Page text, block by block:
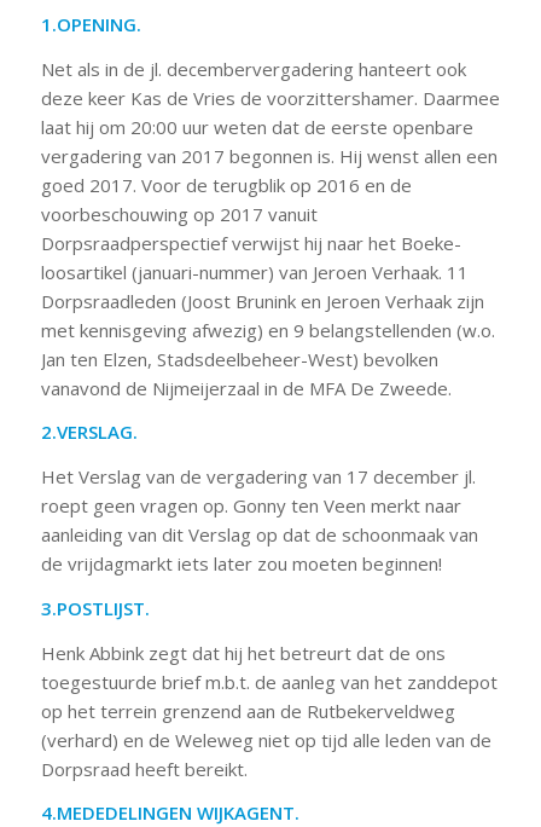
1.OPENING.
Net als in de jl. decembervergadering hanteert ook
deze keer Kas de Vries de voorzittershamer. Daarmee
laat hij om 20:00 uur weten dat de eerste openbare
vergadering van 2017 begonnen is. Hij wenst allen een
goed 2017. Voor de terugblik op 2016 en de
voorbeschouwing op 2017 vanuit
Dorpsraadperspectief verwijst hij naar het Boeke-
loosartikel (januari-nummer) van Jeroen Verhaak. 11
Dorpsraadleden (Joost Brunink en Jeroen Verhaak zijn
met kennisgeving afwezig) en 9 belangstellenden (w.o.
Jan ten Elzen, Stadsdeelbeheer-West) bevolken
vanavond de Nijmeijerzaal in de MFA De Zweede.
2.VERSLAG.
Het Verslag van de vergadering van 17 december jl.
roept geen vragen op. Gonny ten Veen merkt naar
aanleiding van dit Verslag op dat de schoonmaak van
de vrijdagmarkt iets later zou moeten beginnen!
3.POSTLIJST.
Henk Abbink zegt dat hij het betreurt dat de ons
toegestuurde brief m.b.t. de aanleg van het zanddepot
op het terrein grenzend aan de Rutbekerveldweg
(verhard) en de Weleweg niet op tijd alle leden van de
Dorpsraad heeft bereikt.
4.MEDEDELINGEN WIJKAGENT.